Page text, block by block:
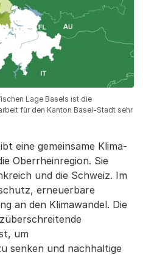
Lage Basels ist die
für den Kanton Basel-Stadt sehr
eine gemeinsame Klima-
Oberrheinregion. Sie
und die Schweiz. Im
erneuerbare
an den Klimawandel. Die
um
senken und nachhaltige